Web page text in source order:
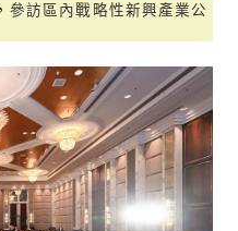
參訪區內戰略性新興產業公